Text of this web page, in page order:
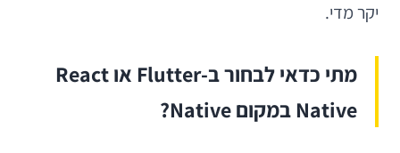
יקר מדי.
מתי כדאי לבחור ב-Flutter או React
Native במקום Native?